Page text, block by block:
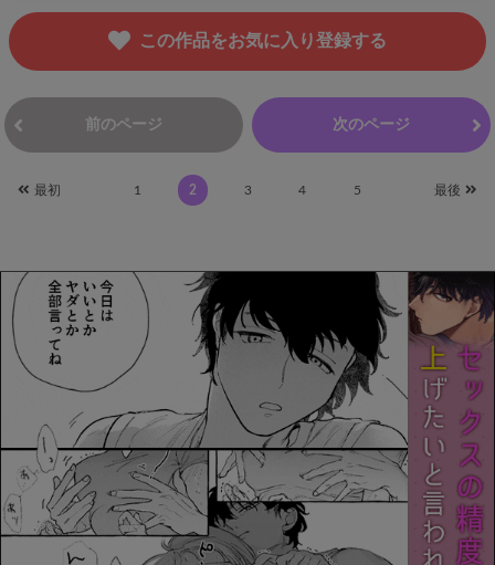
この作品をお気に入り登録する
前のページ 次のページ
最初 1 2 3 4 5 最後